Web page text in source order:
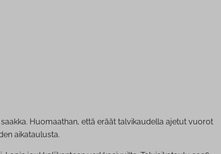
Huomaathan, että eräät talvikaudella ajetut vuorot
aikataulusta.